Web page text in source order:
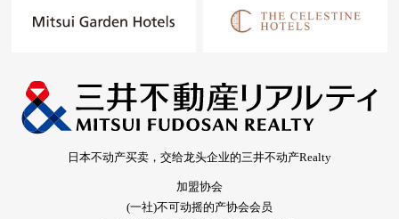
日本不动产买卖，交给龙头企业的三井不动产Realty
加盟协会
(一社)不可动摇的产协会会员